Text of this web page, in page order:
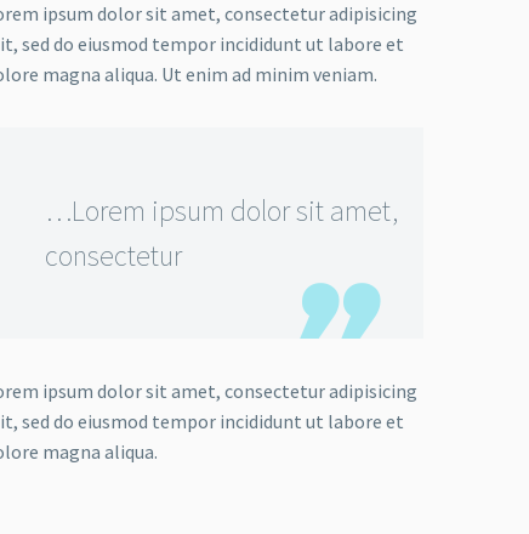
ipsum dolor sit amet, consectetur adipisicing
sed do eiusmod tempor incididunt ut labore et
magna aliqua. Ut enim ad minim veniam.
…Lorem ipsum dolor sit amet,
consectetur
ipsum dolor sit amet, consectetur adipisicing
sed do eiusmod tempor incididunt ut labore et
magna aliqua.